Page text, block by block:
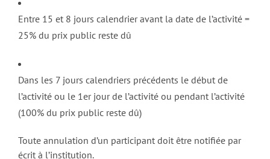
Entre 15 et 8 jours calendrier avant la date de l’activité =
25% du prix public reste dû
Dans les 7 jours calendriers précédents le début de
l’activité ou le 1er jour de l’activité ou pendant l’activité
(100% du prix public reste dû)
Toute annulation d’un participant doit être notifiée par
écrit à l’institution.